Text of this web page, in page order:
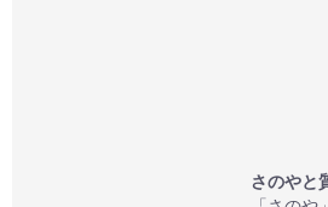
さのやと